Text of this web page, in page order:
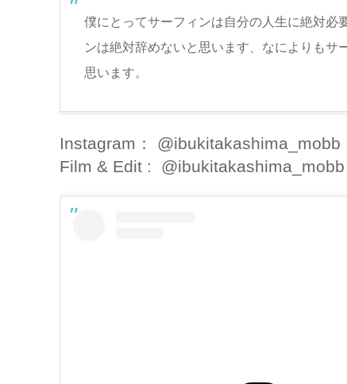
僕にとってサーフィンは自分の人生に絶対必
ンは絶対辞めないと思います、なによりもサ
思います。
Instagram： @ibukitakashima_mobb
Film & Edit : @ibukitakashima_mobb